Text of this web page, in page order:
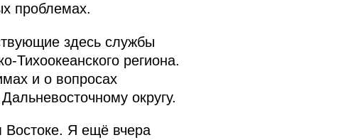
проблемах.
здесь службы
Тихоокеанского региона.
и о вопросах
округу.
Востоке. Я ещё вчера